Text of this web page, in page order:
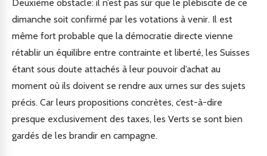
Deuxième obstacle: il n’est pas sûr que le plébiscite de ce
dimanche soit confirmé par les votations à venir. Il est
même fort probable que la démocratie directe vienne
rétablir un équilibre entre contrainte et liberté, les Suisses
étant sous doute attachés à leur pouvoir d’achat au
moment où ils doivent se rendre aux urnes sur des sujets
précis. Car leurs propositions concrètes, c’est-à-dire
presque exclusivement des taxes, les Verts se sont bien
gardés de les brandir en campagne.